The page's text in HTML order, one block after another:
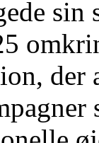
sin
der